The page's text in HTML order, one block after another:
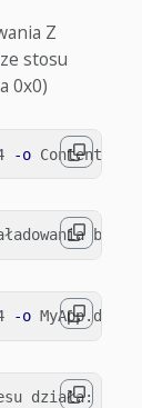
Z
stosu
0x0)
-o
-o